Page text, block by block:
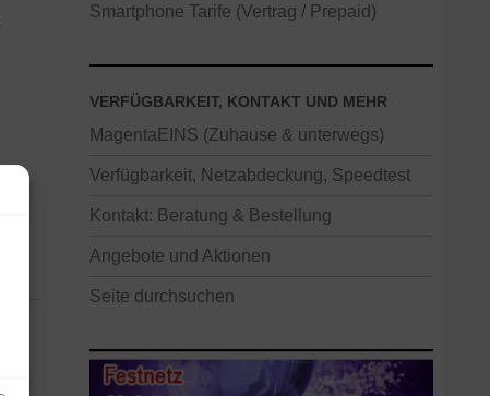
Smartphone Tarife (Vertrag / Prepaid)
VERFÜGBARKEIT, KONTAKT UND MEHR
MagentaEINS (Zuhause & unterwegs)
Verfügbarkeit, Netzabdeckung, Speedtest
Kontakt: Beratung & Bestellung
Angebote und Aktionen
Seite durchsuchen